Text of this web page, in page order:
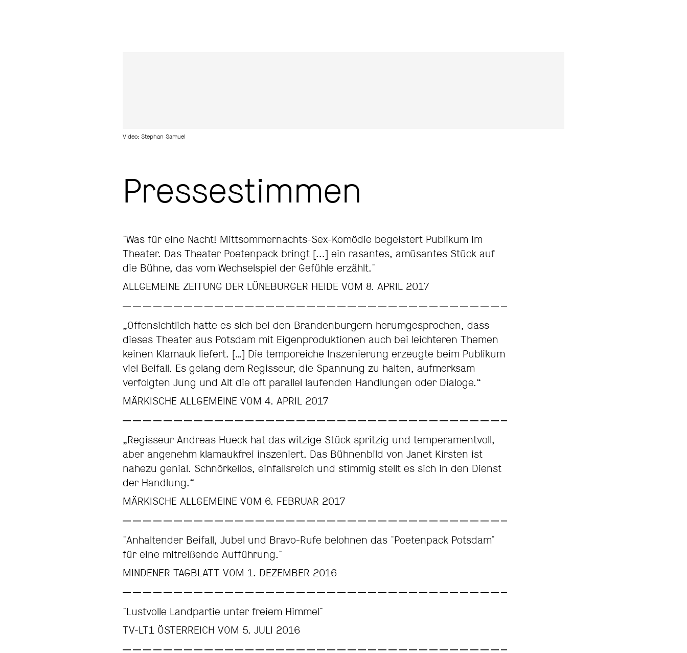
Video: Stephan Samuel
Pressestimmen
"Was für eine Nacht! Mittsommernachts-Sex-Komödie begeistert Publikum im
Theater. Das Theater Poetenpack bringt [...] ein rasantes, amüsantes Stück auf
die Bühne, das vom Wechselspiel der Gefühle erzählt."
ALLGEMEINE ZEITUNG DER LÜNEBURGER HEIDE VOM 8. APRIL 2017
„Offensichtlich hatte es sich bei den Brandenburgern herumgesprochen, dass
dieses Theater aus Potsdam mit Eigenproduktionen auch bei leichteren Themen
keinen Klamauk liefert. […] Die temporeiche Inszenierung erzeugte beim Publikum
viel Beifall. Es gelang dem Regisseur, die Spannung zu halten, aufmerksam
verfolgten Jung und Alt die oft parallel laufenden Handlungen oder Dialoge.“
MÄRKISCHE ALLGEMEINE VOM 4. APRIL 2017
„Regisseur Andreas Hueck hat das witzige Stück spritzig und temperamentvoll,
aber angenehm klamaukfrei inszeniert. Das Bühnenbild von Janet Kirsten ist
nahezu genial. Schnörkellos, einfallsreich und stimmig stellt es sich in den Dienst
der Handlung.“
MÄRKISCHE ALLGEMEINE VOM 6. FEBRUAR 2017
"Anhaltender Beifall, Jubel und Bravo-Rufe belohnen das "Poetenpack Potsdam"
für eine mitreißende Aufführung."
MINDENER TAGBLATT VOM 1. DEZEMBER 2016
"Lustvolle Landpartie unter freiem Himmel"
TV-LT1 ÖSTERREICH VOM 5. JULI 2016